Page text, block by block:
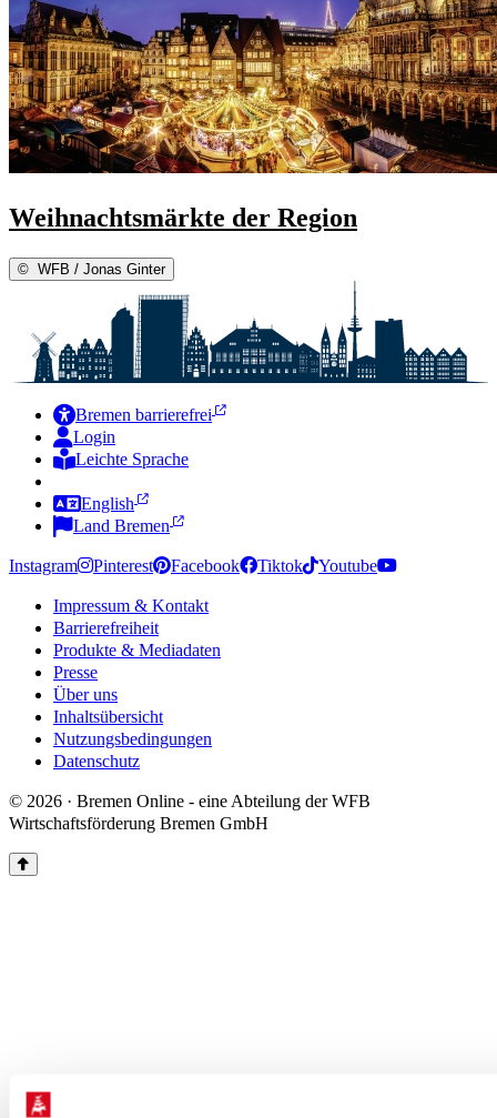
Weihnachtsmärkte der Region
© WFB / Jonas Ginter
Bremen barrierefrei
Login
Leichte Sprache
English
Land Bremen
Instagram Pinterest Facebook Tiktok Youtube
Impressum & Kontakt
Barrierefreiheit
Produkte & Mediadaten
Presse
Über uns
Inhaltsübersicht
Nutzungsbedingungen
Datenschutz
© 2026 · Bremen Online - eine Abteilung der WFB
Wirtschaftsförderung Bremen GmbH